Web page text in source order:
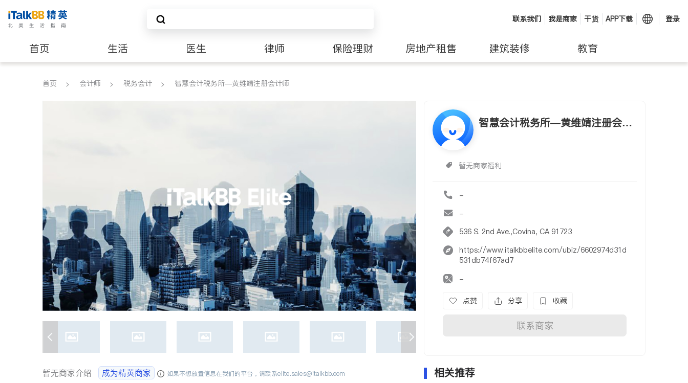
联系我们 我是商家 干货 APP下载 登录
首页 生活 医生 律师 保险理财 房地产租售 建筑装修 教育
养老 非盈利组织
首页 会计师 税务会计 智慧会计税务所—黄维靖注册会计师
智慧会计税务所—黄维靖注册会计
暂无商家福利
-
-
536 S. 2nd Ave.,Covina, CA 91723
https://www.italkbbelite.com/ubiz/6602974d31d
531db74f67ad7
-
点赞 分享 收藏
联系商家
暂无商家介绍 成为精英商家 如果不想放置信息在我们的平台，请联系elite.sales@italkbb.com 相关推荐